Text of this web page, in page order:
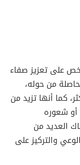
على تعزيز صفاء
من حوله،
كما أنها تزيد من
أو شعوره
العديد من
والتركيز على